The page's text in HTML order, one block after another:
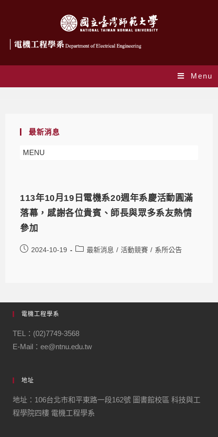
Menu
最新消息
MENU
113年10月19日電機系20週年系慶活動圓滿
落幕，感謝各位貴賓、師長與眾多系友熱情
參加
2024-10-19 最新消息 / 活動競賽 / 系所公告
電機工程學系
TEL：(02)7749-3568
E-Mail：ee@ntnu.edu.tw
地址
地址：106台北市和平東路一段162號 圖書館校區 科技與工
程學院四樓 電機工程學系